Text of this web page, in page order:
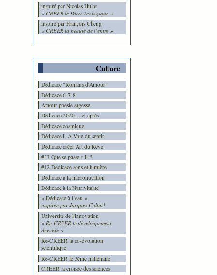
inspiré par Nicolas Hulot
« CREER le Pacte écologique »
inspiré par François Cheng
« CREER la beauté de l’entre »
Culture
Dédicace "Romans d'Amour"
Dédicace 6-7-8
Amour poésie sagesse
Dédicace 2020 …et après
Dédicace cosmique
Dédicace L A Voie du sentir
Dédicace créer Art du Rêve
#33 Que se passe-t-il ?
#12 Dédicace sons et lumière
Dédicace à la micronutrition
Dédicace à la Nutrivitalité
« Dédicace à l’eau »
inspirée par Jacques Collin*
Université de l'innovation
« Re-CREER le développement
durable »
Re-CREER la co-évolution
scientifique
Re-CREER le 3ème millénaire
CREER la croisée des sciences